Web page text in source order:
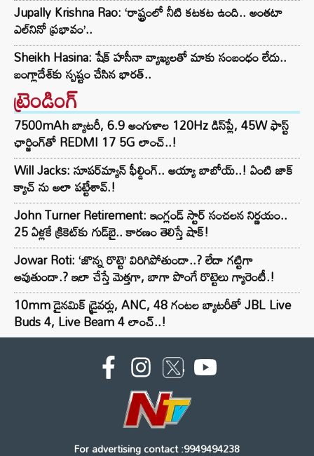
Jupally Krishna Rao: ‘రాష్ట్రంలో నీటి కటకట ఉంది.. అంతటా
ఎల్‌నినో ప్రభావం’..
Sheikh Hasina: షేక్ హసీనా వ్యాఖ్యలతో మాకు సంబంధం లేదు..
బంగ్లాదేశ్‌కు స్పష్టం చేసిన భారత్..
ట్రెండింగ్‌
7500mAh బ్యాటరీ, 6.9 అంగుళాల 120Hz డిస్‌ప్లే, 45W ఫాస్ట్
ఛార్జింగ్‌తో REDMI 17 5G లాంచ్..!
Will Jacks: సూపర్‌మ్యాన్ ఫీల్డింగ్.. అయ్యా బాబోయ్..! ఏంటి జాక్
క్యాచ్ ను అలా పట్టేశావ్.!
John Turner Retirement: ఇంగ్లండ్ స్టార్ సంచలన నిర్ణయం..
25 ఏళ్లకే క్రికెట్‌కు గుడ్‌బై.. కారణం తెలిస్తే షాక్!
Jowar Roti: ‘జొన్న రొట్టె’ విరిగిపోతుందా..? లేదా గట్టిగా
అవుతుందా.? ఇలా చేస్తే మెత్తగా, బాగా పొంగే రొట్టెలు గ్యారెంటీ.!
10mm డైనమిక్ డ్రైవర్లు, ANC, 48 గంటల బ్యాటరీతో JBL Live
Buds 4, Live Beam 4 లాంచ్..!
For advertising contact :9949494238